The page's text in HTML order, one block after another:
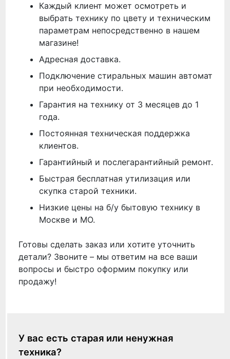
Каждый клиент может осмотреть и
выбрать технику по цвету и техническим
параметрам непосредственно в нашем
магазине!
Адресная доставка.
Подключение стиральных машин автомат
при необходимости.
Гарантия на технику от 3 месяцев до 1
года.
Постоянная техническая поддержка
клиентов.
Гарантийный и послегарантийный ремонт.
Быстрая бесплатная утилизация или
скупка старой техники.
Низкие цены на б/у бытовую технику в
Москве и МО.
Готовы сделать заказ или хотите уточнить
детали? Звоните – мы ответим на все ваши
вопросы и быстро оформим покупку или
продажу!
У вас есть старая или ненужная
техника?